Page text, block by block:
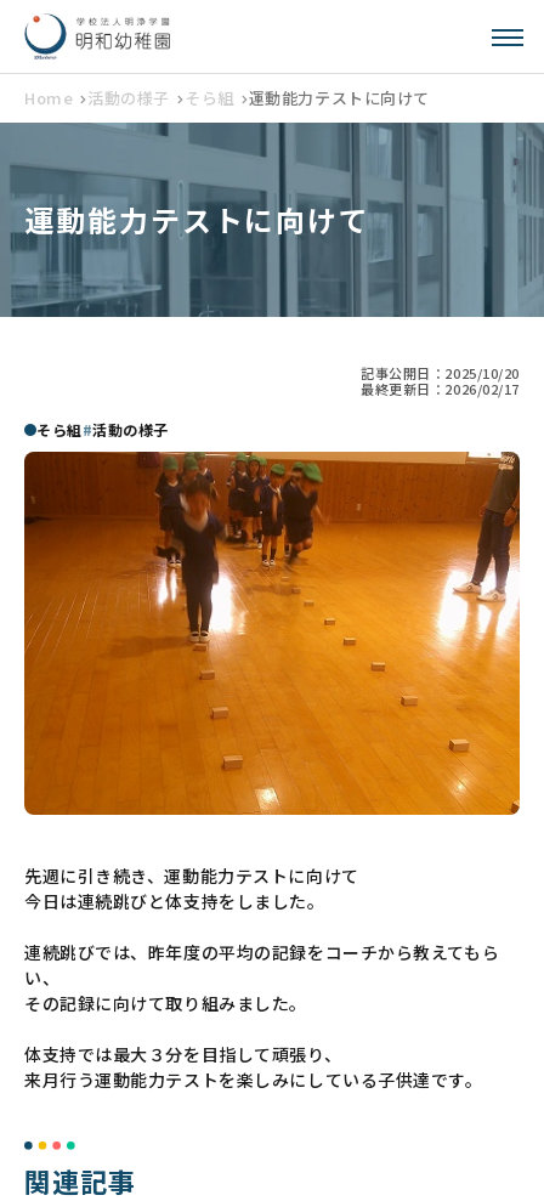
Home 活動の様子 そら組 運動能力テストに向けて
運動能力テストに向けて
記事公開日： 2025/10/20
最終更新日： 2026/02/17
そら組 活動の様子
先週に引き続き、運動能力テストに向けて
今日は連続跳びと体支持をしました。
連続跳びでは、昨年度の平均の記録をコーチから教えてもら
い、
その記録に向けて取り組みました。
体支持では最大３分を目指して頑張り、
来月行う運動能力テストを楽しみにしている子供達です。
関連記事